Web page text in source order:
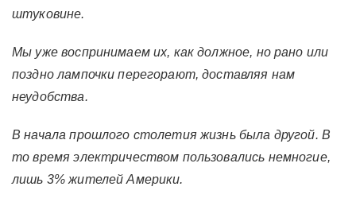
штуковине.
Мы уже воспринимаем их, как должное, но рано или
поздно лампочки перегорают, доставляя нам
неудобства.
В начала прошлого столетия жизнь была другой. В
то время электричеством пользовались немногие,
лишь 3% жителей Америки.